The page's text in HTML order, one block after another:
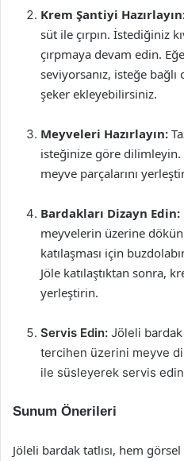
Krem Şantiyi
süt ile çırpın. İstediğiniz
çırpmaya devam edin.
seviyorsanız, isteğe bağlı
şeker ekleyebilirsiniz.
Meyveleri Hazırlayın:
isteğinize göre dilimleyin.
meyve parçalarını
Bardakları Dizayn Edin:
meyvelerin üzerine
katılaşması için
Jöle katılaştıktan sonra,
yerleştirin.
Servis Edin: Jöleli bardak
tercihen üzerini meyve
ile süsleyerek servis
Sunum Önerileri
Jöleli bardak tatlısı, hem görsel